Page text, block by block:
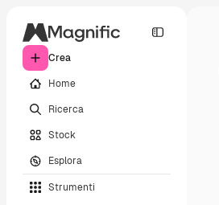
Crea
Home
Ricerca
Stock
Esplora
Strumenti